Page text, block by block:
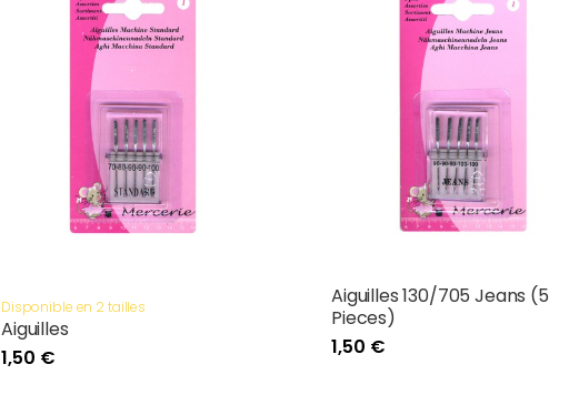
Disponible en 2 tailles
Aiguilles
1,50 €
Aiguilles 130/705 Jeans (5
Pieces)
1,50 €